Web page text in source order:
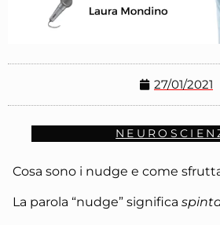
27/01/2021
Cosa sono i nudge e come
La parola “nudge” significa